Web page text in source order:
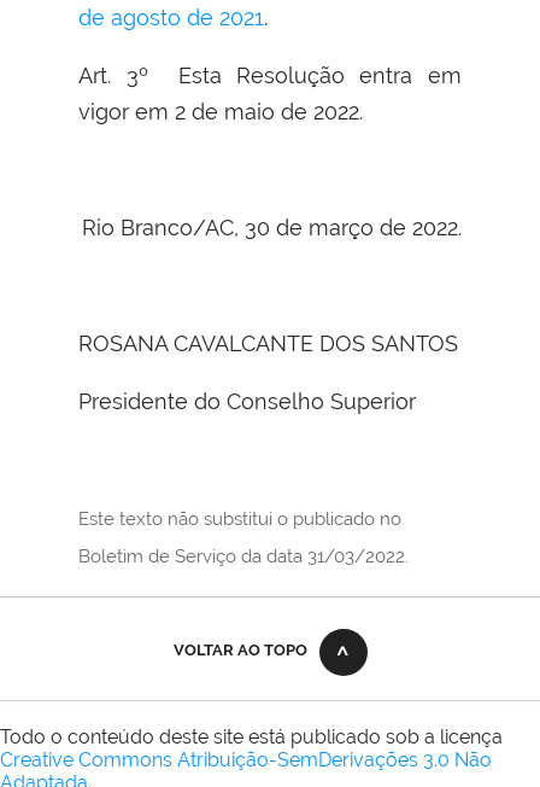
de agosto de 2021.
Art. 3º Esta Resolução entra em
vigor em 2 de maio de 2022.
Rio Branco/AC, 30 de março de 2022.
ROSANA CAVALCANTE DOS SANTOS
Presidente do Conselho Superior
Este texto não substitui o publicado no
Boletim de Serviço da data 31/03/2022.
VOLTAR AO TOPO
Todo o conteúdo deste site está publicado sob a licença
Creative Commons Atribuição-SemDerivações 3.0 Não